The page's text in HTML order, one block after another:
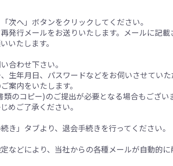
次へ」ボタンをクリックしてください。
発行メールをお送りいたします。メールに記載
いたします。
合わせ下さい。
生年月日、パスワードなどをお伺いさせてい
案内をいたします。
のコピー)のご提出が必要となる場合もござい
めご了承ください。
」タブより、退会手続きを行ってください。
などにより、当社からの各種メールが自動的